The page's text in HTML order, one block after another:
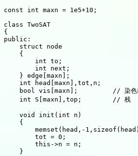
const int maxn = 1e5+10;
class TwoSAT
{
public:
    struct node
    {
        int to;
        int next;
    } edge[maxn];
    int head[maxn],tot,n;
bool vis[maxn];         // 染色
    int S[maxn],top;        // 栈
    void init(int n)
    {
memset(head,-
        tot = 0;
        this->n = n;
    }